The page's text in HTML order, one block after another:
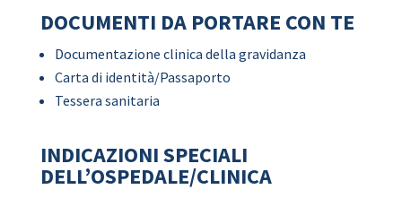
DOCUMENTI DA PORTARE CON TE
Documentazione clinica della gravidanza
Carta di identità/Passaporto
Tessera sanitaria
INDICAZIONI SPECIALI
DELL’OSPEDALE/CLINICA